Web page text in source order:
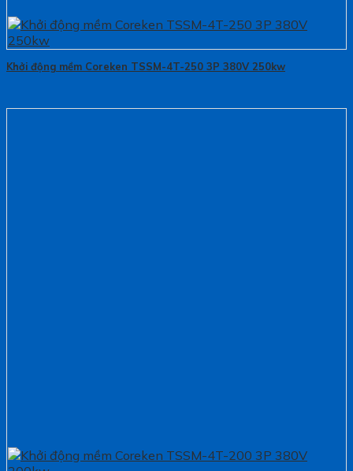
Khởi động mềm Coreken TSSM-4T-250 3P 380V 250kw